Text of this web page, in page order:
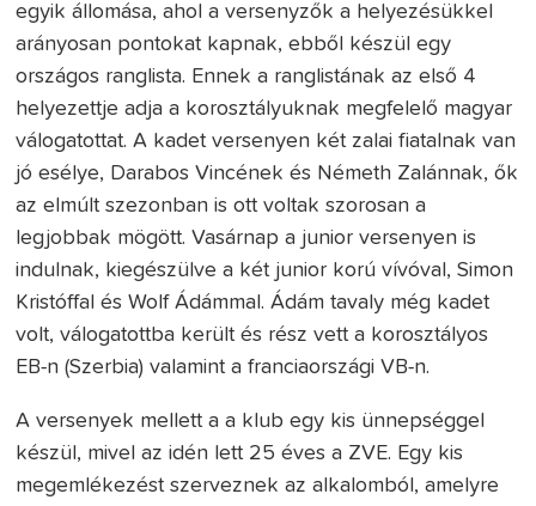
egyik állomása, ahol a versenyzők a helyezésükkel
arányosan pontokat kapnak, ebből készül egy
országos ranglista. Ennek a ranglistának az első 4
helyezettje adja a korosztályuknak megfelelő magyar
válogatottat. A kadet versenyen két zalai fiatalnak van
jó esélye, Darabos Vincének és Németh Zalánnak, ők
az elmúlt szezonban is ott voltak szorosan a
legjobbak mögött. Vasárnap a junior versenyen is
indulnak, kiegészülve a két junior korú vívóval, Simon
Kristóffal és Wolf Ádámmal. Ádám tavaly még kadet
volt, válogatottba került és rész vett a korosztályos
EB-n (Szerbia) valamint a franciaországi VB-n.
A versenyek mellett a a klub egy kis ünnepséggel
készül, mivel az idén lett 25 éves a ZVE. Egy kis
megemlékezést szerveznek az alkalomból, amelyre